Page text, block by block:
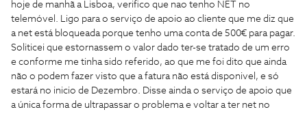
hoje de manhã a Lisboa, verifico que nao tenho NET no
telemóvel. Ligo para o serviço de apoio ao cliente que me diz que
a net está bloqueada porque tenho uma conta de 500€ para pagar.
Soliticei que estornassem o valor dado ter-se tratado de um erro
e conforme me tinha sido referido, ao que me foi dito que ainda
não o podem fazer visto que a fatura não está disponivel, e só
estará no inicio de Dezembro. Disse ainda o serviço de apoio que
a única forma de ultrapassar o problema e voltar a ter net no